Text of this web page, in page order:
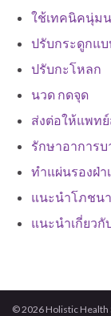
ใช้เทคนิคนุ่ม
ปรับกระดูกแ
ปรับกะโหลก
นวด กดจุด
ส่งต่อให้แพท
รักษาอาการบ
ทำแผ่นรองฝ่า
แนะนำโภชน
แนะนำเกี่ยว
© 2026 Holistic Health